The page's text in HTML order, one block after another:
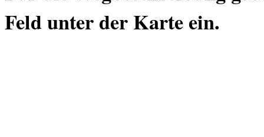
Feld unter der Karte ein.